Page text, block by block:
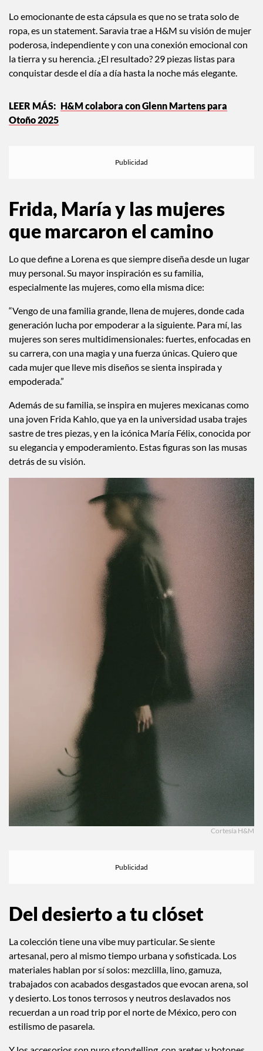
Lo emocionante de esta cápsula es que no se trata solo de
ropa, es un statement. Saravia trae a H&M su visión de mujer
la tierra y su herencia. ¿El resultado? 29 piezas listas para
conquistar desde el día a día hasta la noche más elegante.
Frida, María y las mujeres
que marcaron el camino
Lo que define a Lorena es que siempre diseña desde un lugar
muy personal. Su mayor inspiración es su familia,
especialmente las mujeres, como ella misma dice:
“Vengo de una familia grande, llena de mujeres, donde cada
generación lucha por empoderar a la siguiente. Para mí, las
mujeres son seres multidimensionales: fuertes, enfocadas en
su carrera, con una magia y una fuerza únicas. Quiero que
cada mujer que lleve mis diseños se sienta inspirada y
empoderada.”
Además de su familia, se inspira en mujeres mexicanas como
una joven Frida Kahlo, que ya en la universidad usaba trajes
sastre de tres piezas, y en la icónica María Félix, conocida por
su elegancia y empoderamiento. Estas figuras son las musas
Del desierto a tu clóset
La colección tiene una vibe muy particular. Se siente
artesanal, pero al mismo tiempo urbana y sofisticada. Los
materiales hablan por sí solos: mezclilla, lino, gamuza,
trabajados con acabados desgastados que evocan arena, sol
y desierto. Los tonos terrosos y neutros deslavados nos